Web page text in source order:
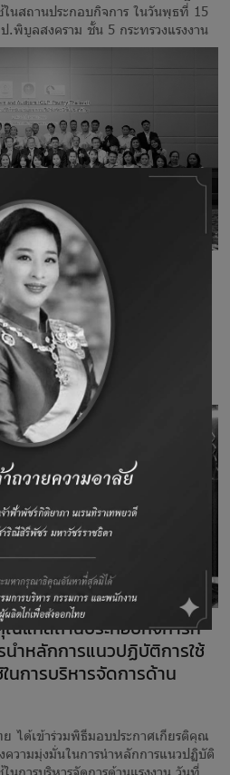
ในสถานประกอบกิจการ ในวันพุธที่ 15
บูลสงคราม ชั้น 5 กระทรวงแรงงาน
ใช้แรงงานที่ดีสำหรับฟาร์ม
นประเทศไทย
กรมปศุสัตว์ และกรมสวัสดิการและ
าแนวปฏิบัติการใช้แรงงานที่ดีสำหรับ
ประเทศไทย วันที่ 29-30 กันยายน
ซอฟเฟอริน กรุงเทพฯ
ณแก่สถานประกอบกิจการที่
ำหลักการแนวปฏิบัติการใช้
นการบริหารจัดการด้าน
ได้เข้าร่วมพิธีมอบประกาศเกียรติคุณ
วามมุ่งมั่นในการนำหลักการแนวปฏิบัติ
นการบริหารจัดการด้านแรงงาน วันที่